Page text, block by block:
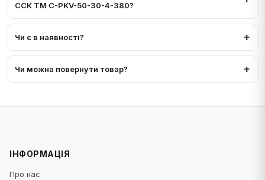
ССК ТМ C-PKV-50-30-4-380?
Чи є в наявності?
Чи можна повернути товар?
ІНФОРМАЦІЯ
Про нас